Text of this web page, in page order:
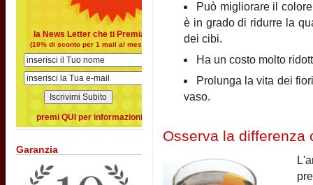
la News Letter che ti Premia
(10% di sconto per 1 mail al mese)
premi QUI per informazioni
Garanzia
Può migliorare il
è in grado di ridurre la
dei cibi.
Ha un costo molto
Prolunga la vita dei
vaso.
Osserva la differenza